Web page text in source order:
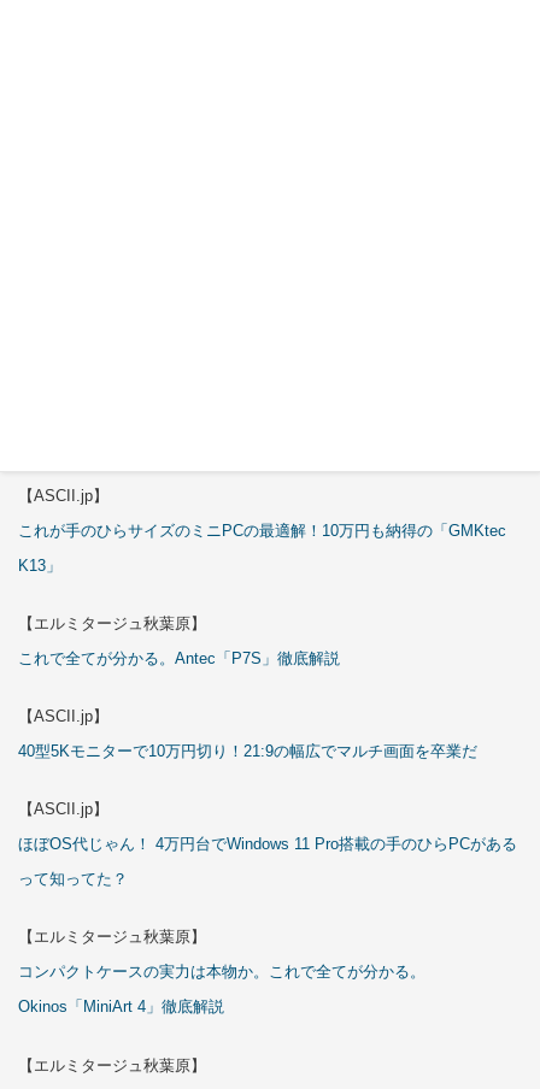
【ASCII.jp】
これが手のひらサイズのミニPCの最適解！10万円も納得の「GMKtec
K13」
【エルミタージュ秋葉原】
これで全てが分かる。Antec「P7S」徹底解説
【ASCII.jp】
40型5Kモニターで10万円切り！21:9の幅広でマルチ画面を卒業だ
【ASCII.jp】
ほぼOS代じゃん！ 4万円台でWindows 11 Pro搭載の手のひらPCがある
って知ってた？
【エルミタージュ秋葉原】
コンパクトケースの実力は本物か。これで全てが分かる。
Okinos「MiniArt 4」徹底解説
【エルミタージュ秋葉原】